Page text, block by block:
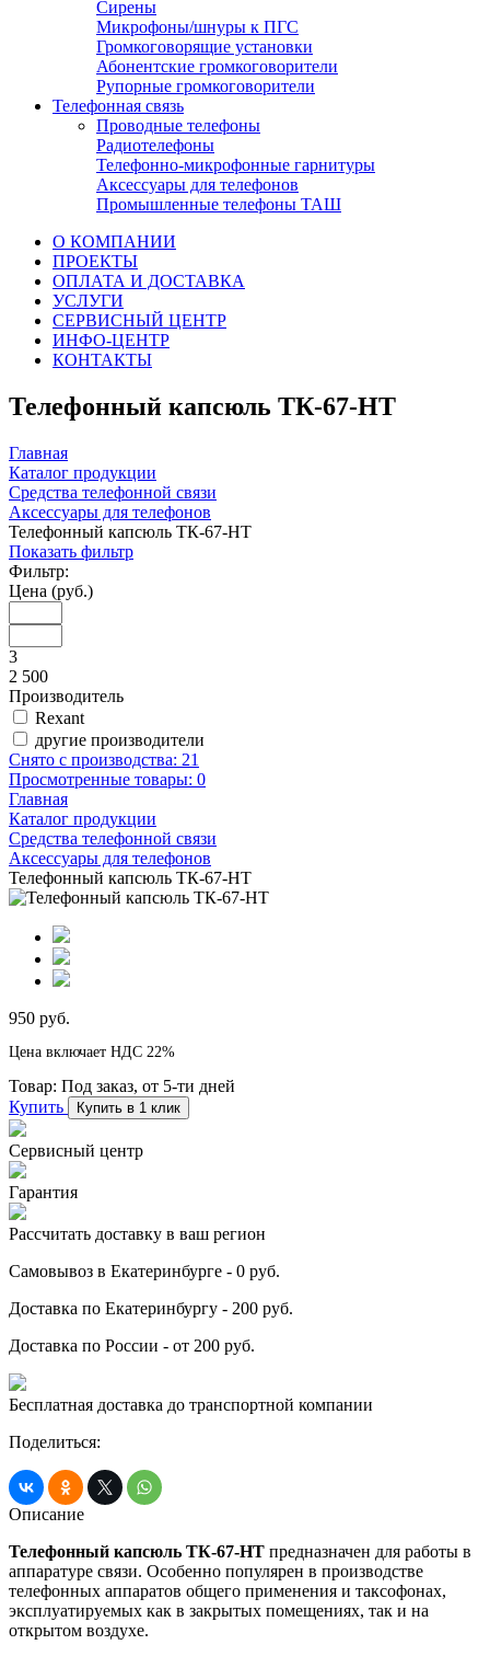
Сирены
Микрофоны/шнуры к ПГС
Громкоговорящие установки
Абонентские громкоговорители
Рупорные громкоговорители
Телефонная связь
Проводные телефоны
Радиотелефоны
Телефонно-микрофонные гарнитуры
Аксессуары для телефонов
Промышленные телефоны ТАШ
О КОМПАНИИ
ПРОЕКТЫ
ОПЛАТА И ДОСТАВКА
УСЛУГИ
СЕРВИСНЫЙ ЦЕНТР
ИНФО-ЦЕНТР
КОНТАКТЫ
Телефонный капсюль ТК-67-HT
Главная
Каталог продукции
Средства телефонной связи
Аксессуары для телефонов
Телефонный капсюль ТК-67-HT
Показать фильтр
Фильтр:
Цена (руб.)
3
2 500
Производитель
Rexant
другие производители
Снято с производства: 21
Просмотренные товары: 0
Главная
Каталог продукции
Средства телефонной связи
Аксессуары для телефонов
Телефонный капсюль ТК-67-HT
950 руб.
Цена включает НДС 22%
Товар: Под заказ, от 5-ти дней
Купить
Купить в 1 клик
Сервисный центр
Гарантия
Рассчитать доставку в ваш регион
Самовывоз в Екатеринбурге - 0 руб.
Доставка по Екатеринбургу - 200 руб.
Доставка по России - от 200 руб.
Бесплатная доставка до транспортной компании
Поделиться:
Описание
Телефонный капсюль ТК-67-HT предназначен для работы в
аппаратуре связи. Особенно популярен в производстве
телефонных аппаратов общего применения и таксофонах,
эксплуатируемых как в закрытых помещениях, так и на
открытом воздухе.